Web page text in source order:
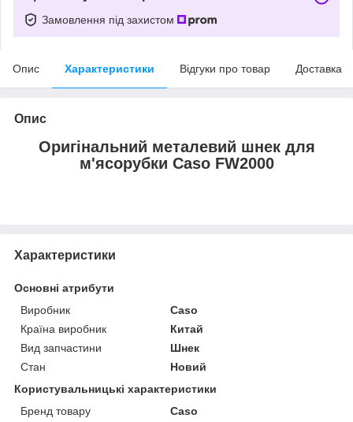
Замовлення під захистом
Опис Характеристики Відгуки про товар Доставка
Опис
Оригінальний металевий шнек для
м'ясорубки Caso FW2000
Характеристики
Основні атрибути
Виробник
Caso
Країна виробник
Китай
Вид запчастини
Шнек
Стан
Новий
Користувальницькі характеристики
Бренд товару
Caso